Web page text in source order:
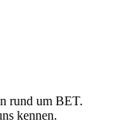
rund um BET.
kennen.